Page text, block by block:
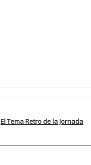
El Tema Retro de la Jornada